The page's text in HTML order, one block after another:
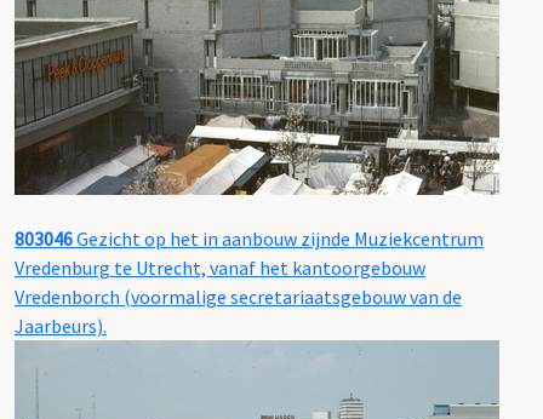
803046Gezicht op het in aanbouw zijnde Muziekcentrum
Vredenburg te Utrecht, vanaf het kantoorgebouw
Vredenborch (voormalige secretariaatsgebouw van de
Jaarbeurs).